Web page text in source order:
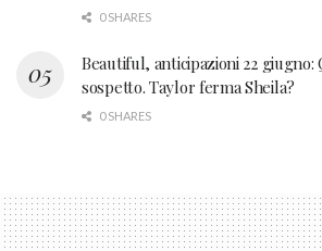
0 SHARES
Beautiful, anticipazioni 22
sospetto. Taylor ferma Sheila?
0 SHARES